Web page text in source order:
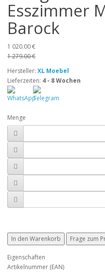
Esszimmer
Barock
1 020.00 €
1 279.00 €
Hersteller: XL Moebel
Lieferzeiten: 4 - 8 Wochen
Menge
In den Warenkorb Frage zum
Eigenschaften
Artikelnummer (EAN)